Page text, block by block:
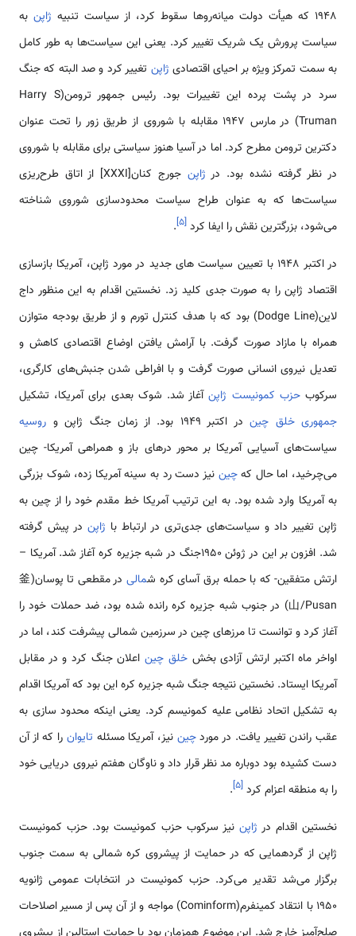
1948 که هیأت دولت میانه‌روها سقوط کرد، از سیاست تنبیه
ژاپن به
سیاست پرورش یک شریک تغییر کرد. یعنی این سیاست‌ها به طور کامل
به سمت تمرکز ویژه بر احیای اقتصادی ژاپن تغییر کرد و صد البته که جنگ
سرد در پشت پرده این تغییرات بود. رئیس جمهور ترومن(Harry S
Truman) در مارس 1947 مقابله با شوروی از طریق زور را تحت عنوان
دکترین ترومن مطرح کرد. اما در آسیا هنوز سیاستی برای مقابله با شوروی
در نظر گرفته نشده بود. در ژاپن
جورج کنان[XXXI] از اتاق طرح‌ریزی
سیاست‌ها که به عنوان طراح سیاست محدودسازی شوروی شناخته
می‌شود، بزرگترین نقش را ایفا کرد [۵]
.
در اکتبر 1948 با تعیین سیاست های جدید در مورد ژاپن، آمریکا بازسازی
اقتصاد ژاپن را به صورت جدی کلید زد. نخستین اقدام به این منظور داج
لاین(Dodge Line) بود که با هدف کنترل تورم و از طریق بودجه متوازن
همراه با مازاد صورت گرفت. با آرامش یافتن اوضاع اقتصادی کاهش و
تعدیل نیروی انسانی صورت گرفت و با افراطی شدن جنبش‌های کارگری،
سرکوبحزب کمونیست ژاپنآغاز شد. شوک بعدی برای آمریکا، تشکیل
جمهوری خلق چین در اکتبر 1949 بود. از زمان جنگ ژاپن و
روسیه
سیاست‌های آسیایی آمریکا بر محور درهای باز و همراهی آمریکا- چین
می‌چرخید، اما حال کهچین نیز دست رد به سینه آمریکا زده، شوک بزرگی
به آمریکا وارد شده بود. به این ترتیب آمریکا خط مقدم خود را از چین به
ژاپن تغییر داد و سیاست‌های جدی‌تری در ارتباط با ژاپن در پیش گرفته
شد. افزون بر این در ژوئن 1950جنگ در شبه جزیره کره آغاز شد. آمریکا –
ارتش متفقین- که با حمله برق آسای کره شمالی
در مقطعی تا پوسان(釜
山/Pusan) در جنوب شبه جزیره کره رانده شده بود، ضد حملات خود را
آغاز کرد و توانست تا مرزهای چین در سرزمین شمالی پیشرفت کند، اما در
اواخر ماه اکتبر ارتش آزادی بخشخلق چیناعلان جنگ کرد و در مقابل
آمریکا ایستاد. نخستین نتیجه جنگ شبه جزیره کره این بود که آمریکا اقدام
به تشکیل اتحاد نظامی علیه کمونیسم کرد. یعنی اینکه محدود سازی به
عقب راندن تغییر یافت. در موردچین نیز، آمریکا مسئله تایوان را که از آن
دست کشیده بود دوباره مد نظر قرار داد و ناوگان هفتم نیروی دریایی خود
را به منطقه اعزام کرد [۵]
.
نخستین اقدام در ژاپن نیز سرکوب حزب کمونیست بود. حزب کمونیست
ژاپن از گردهمایی که در حمایت از پیشروی کره شمالی به سمت جنوب
برگزار می‌شد تقدیر می‌کرد. حزب کمونیست در انتخابات عمومی ژانویه
1950 با انتقاد کمینفرم(Cominform) مواجه و از آن پس از مسیر اصلاحات
صلح‌آمیز خارج شد. این موضوع همزمان بود با حمایت استالین از پیشروی